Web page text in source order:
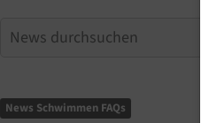
News Schwimmen FAQs